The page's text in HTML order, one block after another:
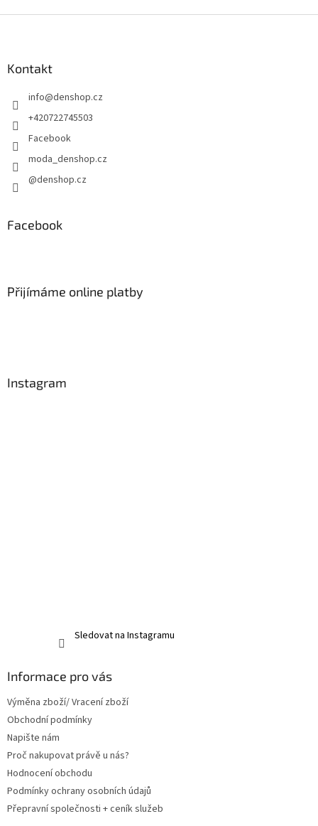
Kontakt
info@denshop.cz
+420722745503
Facebook
moda_denshop.cz
@denshop.cz
Facebook
Přijímáme online platby
Instagram
Sledovat na Instagramu
Informace pro vás
Výměna zboží/ Vracení zboží
Obchodní podmínky
Napište nám
Proč nakupovat právě u nás?
Hodnocení obchodu
Podmínky ochrany osobních údajů
Přepravní společnosti + ceník služeb